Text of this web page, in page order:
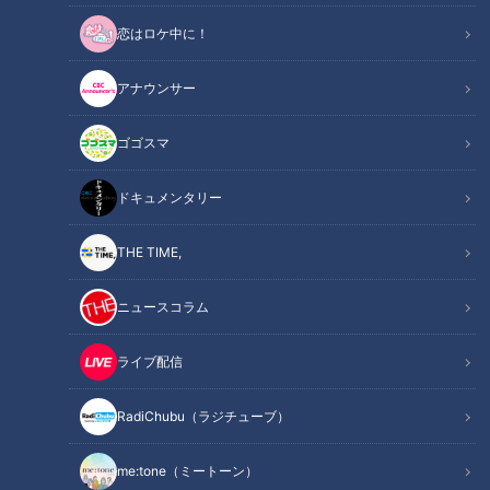
恋はロケ中に！
アナウンサー
ゴゴスマ
ドキュメンタリー
THE TIME,
ニュースコラム
ライブ配信
RadiChubu（ラジチューブ）
me:tone（ミートーン）
デララバ
爆笑問題・太田光と石井亮次アナウンサーが、東海地方の定番
を深掘りするバラエティ『太田×石井のデララバ』！今回は、
「パン好き会員」が厳選！「愛知・岐阜・三重の今行くべきパ
ン屋さんベスト10」（2024年11月～12月 パン好き会員63人に
アンケート調査）を発表！東海3県に850軒以上あるパン屋さ
んの中で、一番おいしいパン屋さんは？
世界3位に輝いたパン職人が作る松阪牛のカレーパン！
ギネス世界記録のお餅のようなモチモチ食パン！
老舗の「あんドーナツ」や、フルーツたっぷりの「デニッ
シュ」もランクイン！
気温が高いと作れない！？今しか食べられない限定クロワ
ッサン！